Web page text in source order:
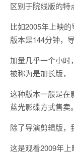
区别于院线版的特
比如2005年上映
版本是144分钟，
加量几乎一个小时
被称为是加长版，
这种版本一般是在
蓝光影碟方式售卖。
除了导演剪辑版，
这是观看2009年